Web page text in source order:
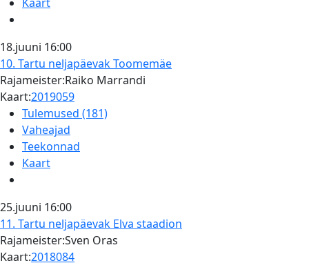
18.juuni 16:00
10. Tartu neljapäevakToomemäe
Rajameister:Raiko Marrandi
Kaart:2019059
Tulemused (181)
Vaheajad
Teekonnad
Kaart
25.juuni 16:00
11. Tartu neljapäevak Elva staadion
Rajameister:Sven Oras
Kaart:2018084